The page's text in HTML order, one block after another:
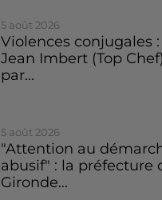
5 août 2026
Violences conjugales
Jean Imbert (Top
par...
5 août 2026
"Attention au
abusif" : la préfecture
Gironde...